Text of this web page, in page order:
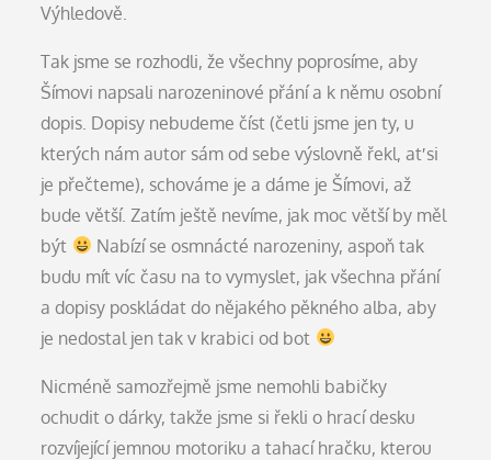
Výhledově.
Tak jsme se rozhodli, že všechny poprosíme, aby
Šímovi napsali narozeninové přání a k němu osobní
dopis. Dopisy nebudeme číst (četli jsme jen ty, u
kterých nám autor sám od sebe výslovně řekl, ať si
je přečteme), schováme je a dáme je Šímovi, až
bude větší. Zatím ještě nevíme, jak moc větší by měl
být
Nabízí se osmnácté narozeniny, aspoň tak
budu mít víc času na to vymyslet, jak všechna přání
a dopisy poskládat do nějakého pěkného alba, aby
je nedostal jen tak v krabici od bot
Nicméně samozřejmě jsme nemohli babičky
ochudit o dárky, takže jsme si řekli o hrací desku
rozvíjející jemnou motoriku a tahací hračku, kterou